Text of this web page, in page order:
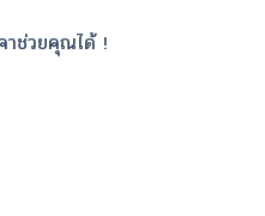
าช่วยคุณได้ !